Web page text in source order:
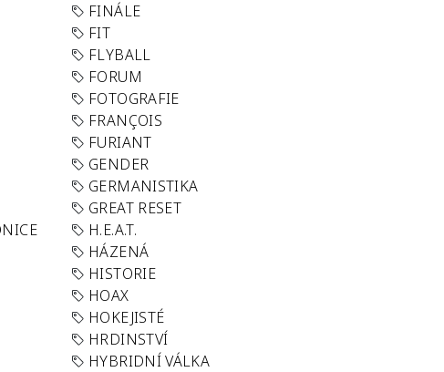
FINÁLE
FIT
FLYBALL
FORUM
FOTOGRAFIE
FRANÇOIS
FURIANT
GENDER
GERMANISTIKA
GREAT RESET
H.E.A.T.
HÁZENÁ
HISTORIE
HOAX
HOKEJISTÉ
HRDINSTVÍ
HYBRIDNÍ VÁLKA